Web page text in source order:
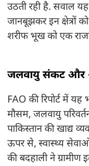
उठती रही है. सवाल
जानबूझकर इन क्षेत्रों
शरीफ भूख को एक
जलवायु संकट और
FAO की रिपोर्ट में
मौसम, जलवायु
पाकिस्तान की खाद्य
ऊपर से, स्वास्थ्य
की बदहाली ने ग्रामीण